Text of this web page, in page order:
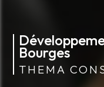
Bourges
THEMA